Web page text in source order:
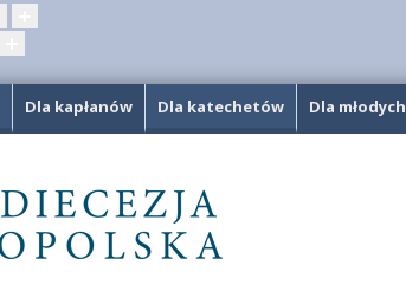
Dla kapłanów Dla katechetów Dla młodych